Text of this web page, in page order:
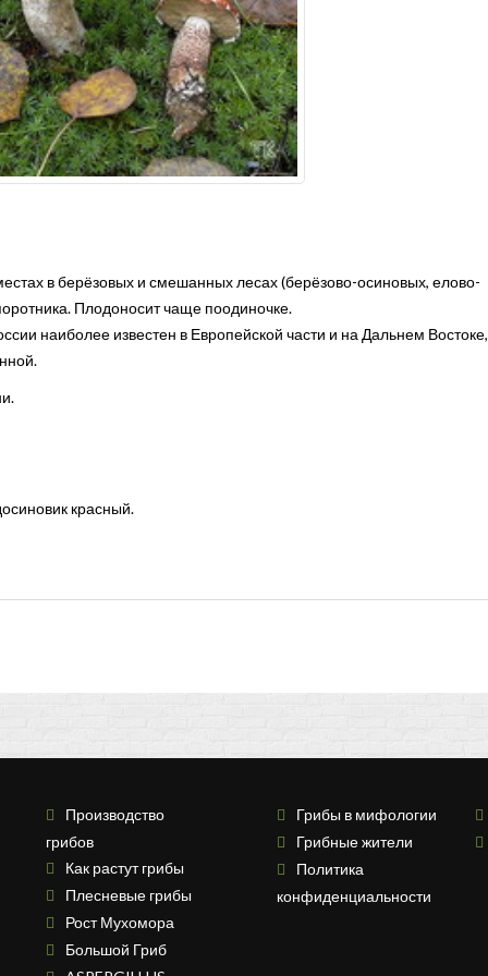
в берёзовых и смешанных лесах (берёзово-осиновых, елово-
Плодоносит чаще поодиночке.
наиболее известен в Европейской части и на Дальнем Востоке,
красный.
Производство
грибов
Как растут грибы
Плесневые грибы
Рост Мухомора
Большой Гриб
Грибы в мифологии
Грибные жители
Политика
конфиденциальности